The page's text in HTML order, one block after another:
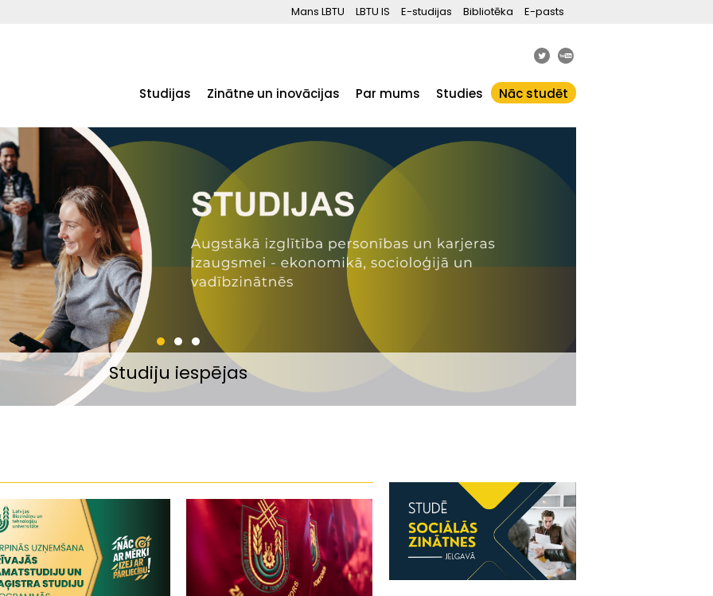
Mans LBTU LBTU IS E-studijas Bibliotēka E-pasts
Studijas Zinātne un inovācijas Par mums Studies Nāc studēt
Studiju iespējas
Zinātne un inovācijas
Par mums